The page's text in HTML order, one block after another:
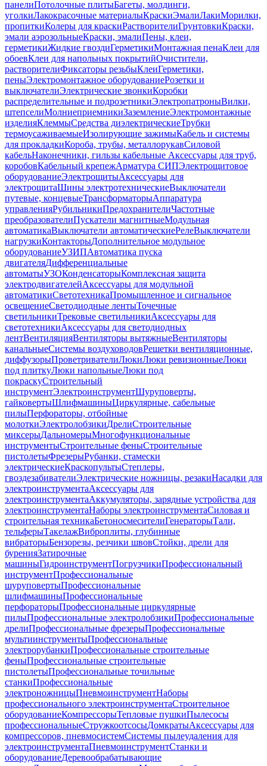
панелиПотолочные плитыБагеты, молдинги,
уголкиЛакокрасочные материалыКраскиЭмалиЛакиМорилки,
пропиткиКолеры для краскиРастворителиГрунтовкиКраски,
эмали аэрозольныеКраски, эмалиПены, клеи,
герметикиЖидкие гвоздиГерметикиМонтажная пенаКлеи для
обоевКлеи для напольных покрытийОчистители,
растворителиФиксаторы резьбыКлеиГерметики,
пеныЭлектромонтажное оборудованиеРозетки и
выключателиЭлектрические звонкиКоробки
распределительные и подрозетникиЭлектропатроныВилки,
штепселиМолниеприемникиЗаземлениеЭлектромонтажные
изделияКлеммыСредства диэлектрическиеТрубки
термоусаживаемыеИзолирующие зажимыКабель и системы
для прокладкиКороба, трубы, металлорукавСиловой
кабельНаконечники, гильзы кабельные Аксессуары для труб,
коробовКабельный крепежАрматура СИПЭлектрощитовое
оборудованиеЭлектрощитыАксессуары для
электрощитаШины электротехническиеВыключатели
путевые, концевыеТрансформаторыАппаратура
управленияРубильникиПредохранителиЧастотные
преобразователиПускатели магнитныеМодульная
автоматикаВыключатели автоматическиеРелеВыключатели
нагрузкиКонтакторыДополнительное модульное
оборудованиеУЗИПАвтоматика пуска
двигателяДифференциальные
автоматыУЗОКонденсаторыКомплексная защита
электродвигателейАксессуары для модульной
автоматикиСветотехникаПромышленное и сигнальное
освещениеСветодиодные лентыТочечные
светильникиТрековые светильникиАксессуары для
светотехникиАксессуары для светодиодных
лентВентиляцияВентиляторы вытяжныеВентиляторы
канальныеСистемы воздуховодовРешетки вентиляционные,
диффузорыПроветривателиЛюкиЛюки ревизионныеЛюки
под плиткуЛюки напольныеЛюки под
покраскуСтроительный
инструментЭлектроинструментШуруповерты,
гайковертыШлифмашиныЦиркулярные, сабельные
пилыПерфораторы, отбойные
молоткиЭлектролобзикиДрелиСтроительные
миксерыДальномерыМногофункциональные
инструментыСтроительные феныСтроительные
пистолетыФрезерыРубанки, стамески
электрическиеКраскопультыСтеплеры,
гвоздезабивателиЭлектрические ножницы, резакиНасадки для
электроинструментаАксессуары для
электроинструментаАккумуляторы, зарядные устройства для
электроинструментаНаборы электроинструментаСиловая и
строительная техникаБетоносмесителиГенераторыТали,
тельферыТакелажВиброплиты, глубинные
вибраторыБензорезы, резчики швовСтойки, дрели для
буренияЗатирочные
машиныГидроинструментПогрузчикиПрофессиональный
инструментПрофессиональные
шуруповертыПрофессиональные
шлифмашиныПрофессиональные
перфораторыПрофессиональные циркулярные
пилыПрофессиональные электролобзикиПрофессиональные
дрелиПрофессиональные фрезерыПрофессиональные
мультиинструментыПрофессиональные
электрорубанкиПрофессиональные строительные
феныПрофессиональные строительные
пистолетыПрофессиональные точильные
станкиПрофессиональные
электроножницыПневмоинструментНаборы
профессионального электроинструментаСтроительное
оборудованиеКомпрессорыТепловые пушкиПылесосы
профессиональныеСтружкоотсосыДомкратыАксессуары для
компрессоров, пневмосистемСистемы пылеудаления для
электроинструментаПневмоинструментСтанки и
оборудованиеДеревообрабатывающие